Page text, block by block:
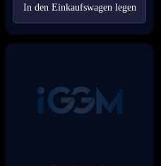
In den Einkaufswagen legen